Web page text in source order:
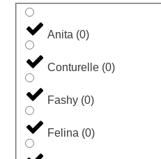
Anita (0)
Conturelle (0)
Fashy (0)
Felina (0)